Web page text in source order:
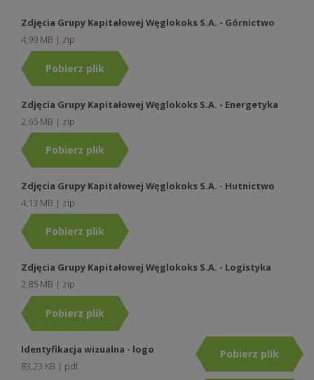
Zdjęcia Grupy Kapitałowej Węglokoks S.A. - Górnictwo
4,99 MB | zip
Pobierz plik
Zdjęcia Grupy Kapitałowej Węglokoks S.A. - Energetyka
2,65 MB | zip
Pobierz plik
Zdjęcia Grupy Kapitałowej Węglokoks S.A. - Hutnictwo
4,13 MB | zip
Pobierz plik
Zdjęcia Grupy Kapitałowej Węglokoks S.A. - Logistyka
2,85 MB | zip
Pobierz plik
Identyfikacja wizualna - logo
83,23 KB | pdf
Pobierz plik